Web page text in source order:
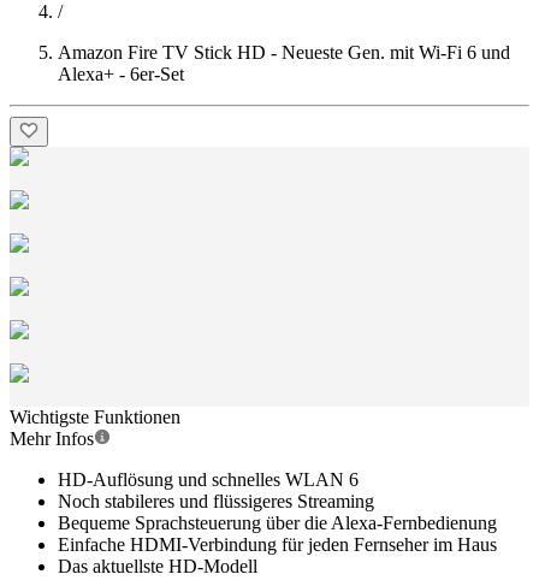
/
Amazon Fire TV Stick HD - Neueste Gen. mit Wi-Fi 6 und
Alexa+ - 6er-Set
Wichtigste Funktionen
Mehr Infos
HD-Auflösung und schnelles WLAN 6
Noch stabileres und flüssigeres Streaming
Bequeme Sprachsteuerung über die Alexa-Fernbedienung
Einfache HDMI-Verbindung für jeden Fernseher im Haus
Das aktuellste HD-Modell